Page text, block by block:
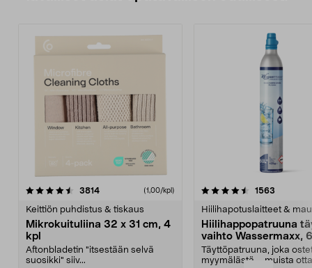
3814arvostelut (1,00/kpl)
Keittiön puhdistus & tiskaus
Mikrokuituliina 32 x 31 cm, 4
kpl
Aftonbladetin "itsestään selvä
suosikki" siiv...
4.5viidestä
1563
Hiilihapotuslaitteet &
Hiilihappopatruuna
vaihto Wassermaxx,
Täyttöpatruuna, joka
myymälästä – muista
4.5viidestä